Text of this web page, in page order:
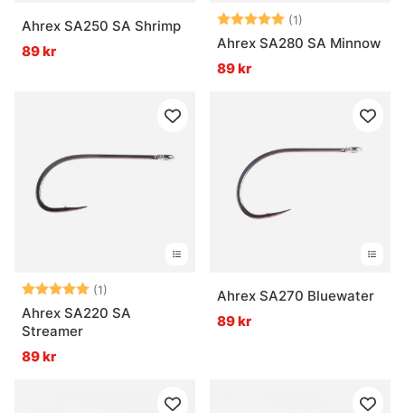
Ahrex SA250 SA Shrimp
89 kr
Betyg: (1)
Ahrex SA280 SA Minnow
89 kr
Betyg: (1)
5.0 utav 5 stjärnor
Ahrex SA220 SA
Streamer
89 kr
Ahrex SA270 Bluewater
89 kr